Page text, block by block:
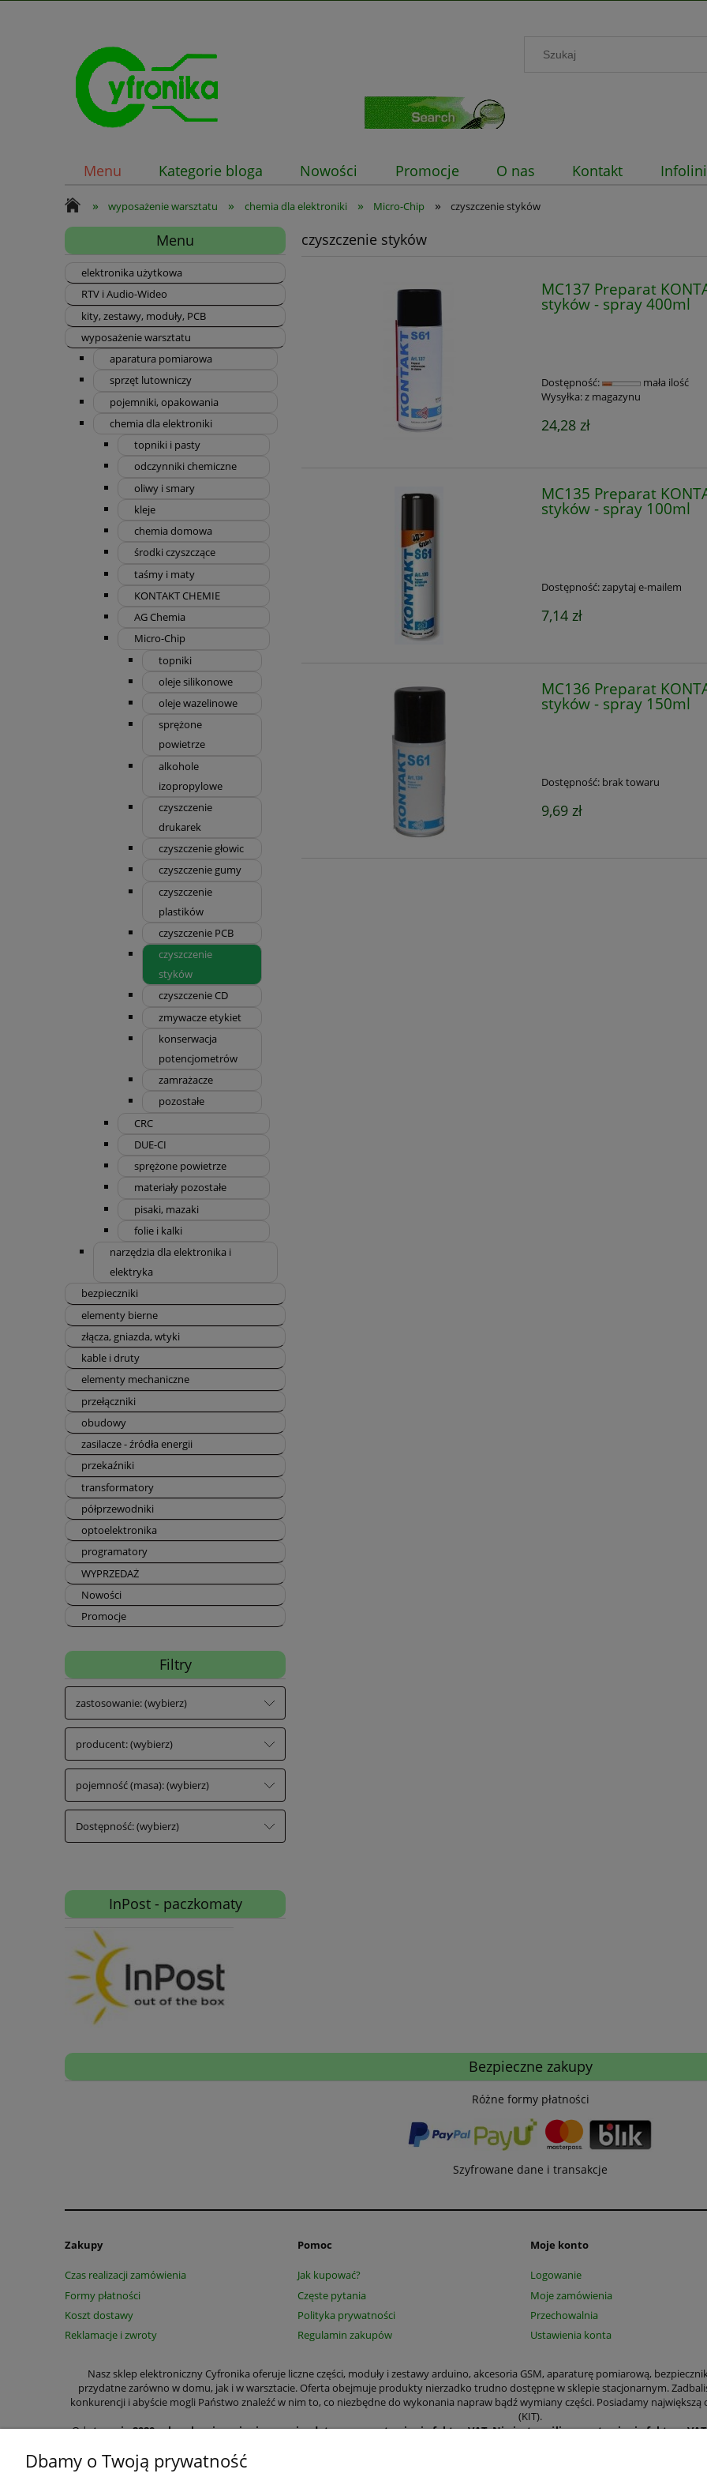
Menu Kategorie bloga Nowości Promocje O nas Kontakt
» wyposażenie warsztatu » chemia dla elektroniki » Micro-Chip » czyszczenie styków
Menu
elektronika użytkowa
RTV i Audio-Wideo
kity, zestawy, moduły, PCB
wyposażenie warsztatu
aparatura pomiarowa
sprzęt lutowniczy
pojemniki, opakowania
chemia dla elektroniki
topniki i pasty
odczynniki chemiczne
oliwy i smary
kleje
chemia domowa
środki czyszczące
taśmy i maty
KONTAKT CHEMIE
AG Chemia
Micro-Chip
topniki
oleje silikonowe
oleje wazelinowe
sprężone
powietrze
alkohole
izopropylowe
czyszczenie
drukarek
czyszczenie głowic
czyszczenie gumy
czyszczenie
plastików
czyszczenie PCB
czyszczenie
styków
czyszczenie CD
zmywacze etykiet
konserwacja
potencjometrów
zamrażacze
pozostałe
CRC
DUE-CI
sprężone powietrze
materiały pozostałe
pisaki, mazaki
folie i kalki
narzędzia dla elektronika i
elektryka
bezpieczniki
elementy bierne
złącza, gniazda, wtyki
kable i druty
elementy mechaniczne
przełączniki
obudowy
zasilacze - źródła energii
przekaźniki
transformatory
półprzewodniki
optoelektronika
programatory
WYPRZEDAŻ
Nowości
Promocje
Filtry
zastosowanie: (wybierz)
producent: (wybierz)
pojemność (masa): (wybierz)
Dostępność: (wybierz)
InPost - paczkomaty
czyszczenie styków
MC137 Preparat
styków - spray 400ml
Dostępność:
mała ilość
Wysyłka:z magazynu
24,28 zł
MC135 Preparat
styków - spray 100ml
Dostępność:zapytaj e-mailem
7,14 zł
MC136 Preparat
styków - spray 150ml
Dostępność: brak towaru
9,69 zł
Bezpieczne zakupy
Różne formy płatności
Szyfrowane dane i transakcje
Zakupy
Czas realizacji zamówienia
Formy płatności
Koszt dostawy
Reklamacje i zwroty
Pomoc
Jak kupować?
Częste pytania
Polityka prywatności
Regulamin zakupów
Moje konto
Logowanie
Moje zamówienia
Przechowalnia
Ustawienia konta
Nasz sklep elektroniczny Cyfronika oferuje liczne części, moduły i zestawy arduino, akcesoria GSM, aparaturę pomiarową,
przydatne zarówno w domu, jak i w warsztacie. Oferta obejmuje produkty nierzadko trudno dostępne w sklepie stacjonarnym.
konkurencji i abyście mogli Państwo znaleźć w nim to, co niezbędne do wykonania napraw bądź wymiany części. Posiadamy
(KIT).
Odstycznia 2020 roku ulegają zmianie przepisy dotyczące wystawiania faktur VAT.Nie jest możliwe wystawienie faktury
W wyszczególnionych przez nas kategoriach na zakup czekają m.in. aparatura pomiarowa, narzędzia, elementy mechaniczne płytki
przełączniki, lutownice, zasilacze, przekaźniki, półprzewodniki, moduły i zestawy arduino, transformatory, części elektroniczne i wiele
Dbamy o Twoją prywatność